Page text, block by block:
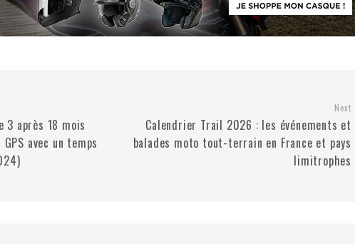
3 après 18 mois
avec un temps
Next
Calendrier Trail 2026 : les événements et
balades moto tout-terrain en France et pays
limitrophes